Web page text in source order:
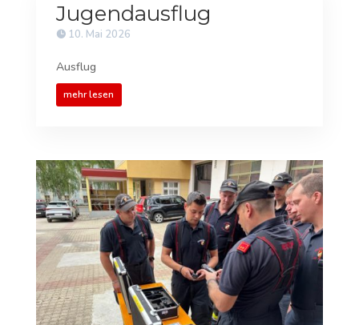
Jugendausflug
10. Mai 2026
Ausflug
mehr lesen